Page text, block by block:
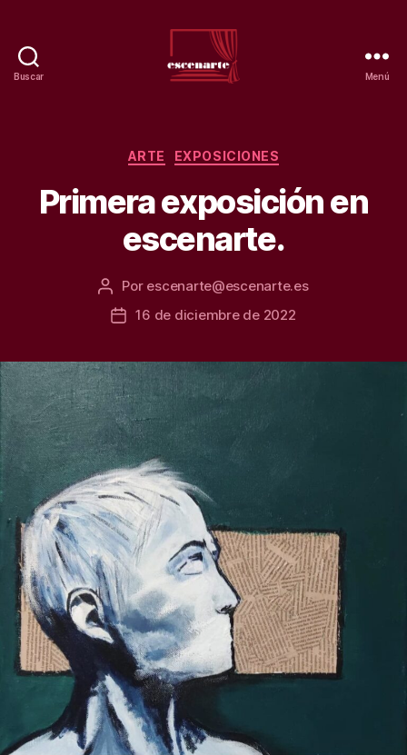
Buscar
de
artes.
Menú
Categorías
ARTE EXPOSICIONES
Primera exposición en
escenarte.
Autor
de
la
Por escenarte@escenarte.es
Fecha
entrada
16 de diciembre de 2022